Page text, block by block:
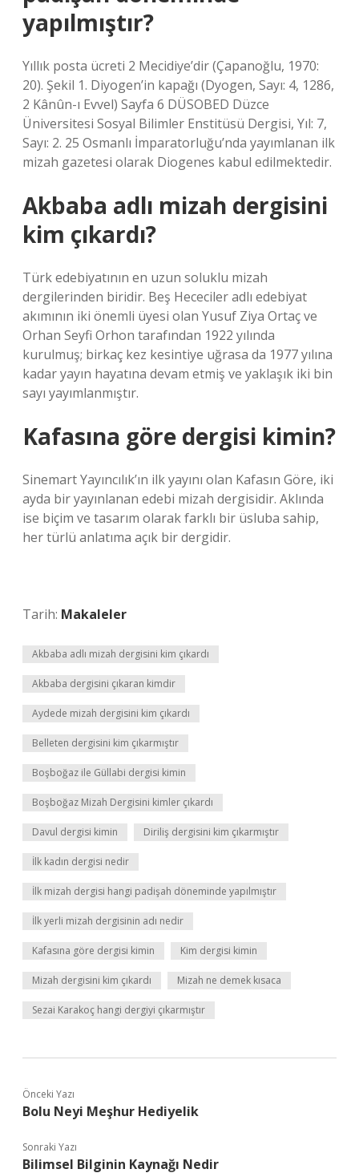
yapılmıştır?
Yıllık posta ücreti 2 Mecidiye’dir (Çapanoğlu, 1970:
20). Şekil 1. Diyogen’in kapağı (Dyogen, Sayı: 4, 1286,
2 Kânûn-ı Evvel) Sayfa 6 DÜSOBED Düzce
Üniversitesi Sosyal Bilimler Enstitüsü Dergisi, Yıl: 7,
Sayı: 2. 25 Osmanlı İmparatorluğu’nda yayımlanan ilk
mizah gazetesi olarak Diogenes kabul edilmektedir.
Akbaba adlı mizah dergisini
kim çıkardı?
Türk edebiyatının en uzun soluklu mizah
dergilerinden biridir. Beş Hececiler adlı edebiyat
akımının iki önemli üyesi olan Yusuf Ziya Ortaç ve
Orhan Seyfi Orhon tarafından 1922 yılında
kurulmuş; birkaç kez kesintiye uğrasa da 1977 yılına
kadar yayın hayatına devam etmiş ve yaklaşık iki bin
sayı yayımlanmıştır.
Kafasına göre dergisi kimin?
Sinemart Yayıncılık’ın ilk yayını olan Kafasın Göre, iki
ayda bir yayınlanan edebi mizah dergisidir. Aklında
ise biçim ve tasarım olarak farklı bir üsluba sahip,
her türlü anlatıma açık bir dergidir.
Tarih: Makaleler
Akbaba adlı mizah dergisini kim çıkardı
Akbaba dergisini çıkaran kimdir
Aydede mizah dergisini kim çıkardı
Belleten dergisini kim çıkarmıştır
Boşboğaz ile Güllabi dergisi kimin
Boşboğaz Mizah Dergisini kimler çıkardı
Davul dergisi kimin Diriliş dergisini kim çıkarmıştır
İlk kadın dergisi nedir
İlk mizah dergisi hangi padişah döneminde yapılmıştır
İlk yerli mizah dergisinin adı nedir
Kafasına göre dergisi kimin Kim dergisi kimin
Mizah dergisini kim çıkardı Mizah ne demek kısaca
Sezai Karakoç hangi dergiyi çıkarmıştır
Önceki Yazı
Bolu Neyi Meşhur Hediyelik
Sonraki Yazı
Bilimsel Bilginin Kaynağı Nedir